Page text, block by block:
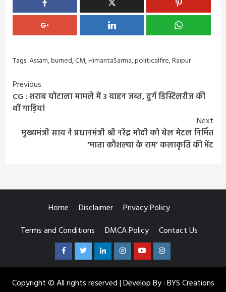
Tags:Assam,burned,CM,HimantaSarma,politicalfire,Raipur
Continue
Reading
Previous
CG : शराब घोटाला मामले में 3 वाहन जब्त, दुर्ग डिस्टिलरीज की
थीं गाड़ियां
Next
मुख्यमंत्री साय ने प्रधानमंत्री श्री नरेंद्र मोदी को बेल मेटल निर्मित
‘माता कौशल्या के राम’ कलाकृति की भेंट
Home Disclaimer
Privacy Policy
Terms and Conditions
DMCA Policy Contact Us
FacebookTwitterLinkedinInstagramYoutubeInstagram
Copyright © All rights reserved | Develop By : BYS Creations